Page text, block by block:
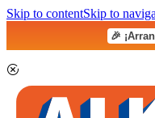
Skip to contentSkip to
🎉